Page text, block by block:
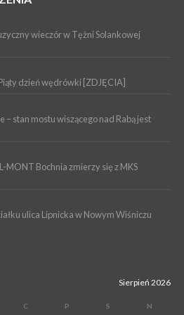
strażaków z OSP Okocim!
weekend XIX Borzęckie Święto
Steczkowska
wieczór w Tężni Solankowej
dzień wędrówki [ZDJĘCIA]
stan mostu wiszącego nad Rabą jest
MONT Bochnia zmierzy się z MKS
ulica Lipnicka w Nowym Wiśniczu
Sierpień 2026
C P S N